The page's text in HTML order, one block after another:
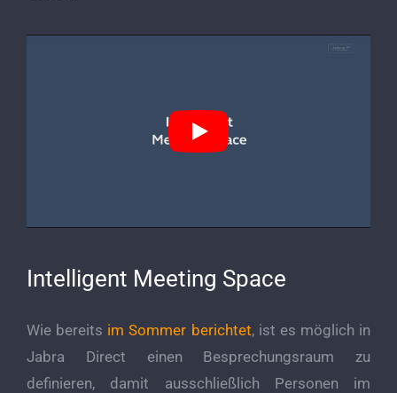
Intelligent Meeting Space
Wie bereits im Sommer berichtet, ist es möglich in
Jabra Direct einen Besprechungsraum zu
definieren, damit ausschließlich Personen im